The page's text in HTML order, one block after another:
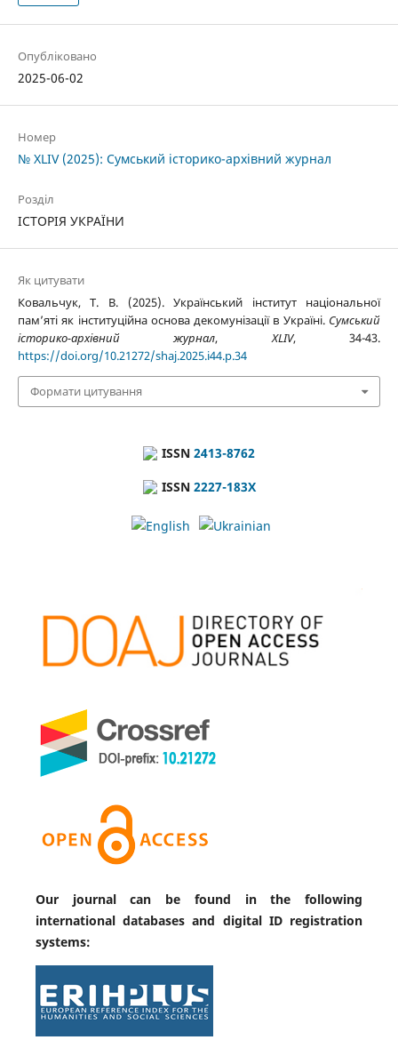
Опубліковано
2025-06-02
Номер
№ XLIV (2025): Сумський історико-архівний журнал
Розділ
ІСТОРІЯ УКРАЇНИ
Як цитувати
Ковальчук, Т. В. (2025). Український інститут національної
пам’яті як інституційна основа декомунізації в Україні. Сумський
історико-архівний журнал,XLIV, 34-43.
https://doi.org/10.21272/shaj.2025.i44.p.34
Формати цитування
ISSN 2413-8762
ISSN 2227-183X
Our journal can be found in the following
international databases and digital ID registration
systems: